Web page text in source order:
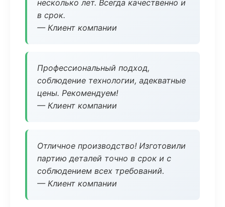
несколько лет. Всегда качественно и
в срок.
— Клиент компании
Профессиональный подход,
соблюдение технологии, адекватные
цены. Рекомендуем!
— Клиент компании
Отличное производство! Изготовили
партию деталей точно в срок и с
соблюдением всех требований.
— Клиент компании